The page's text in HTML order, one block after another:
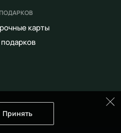
Принять
карты